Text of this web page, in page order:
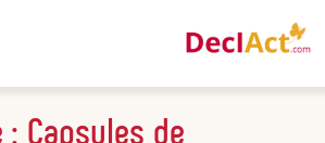
: Capsules de